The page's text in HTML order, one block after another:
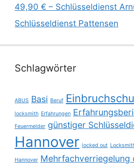
49,90 € – Schlüsseldienst
Schlüsseldienst Pattensen
Schlagwörter
ABUS Basi Beruf
locksmith Erfahrungen
Feuermelder günstiger
Hannover locked out
Hannover Mehrfachverriegelung